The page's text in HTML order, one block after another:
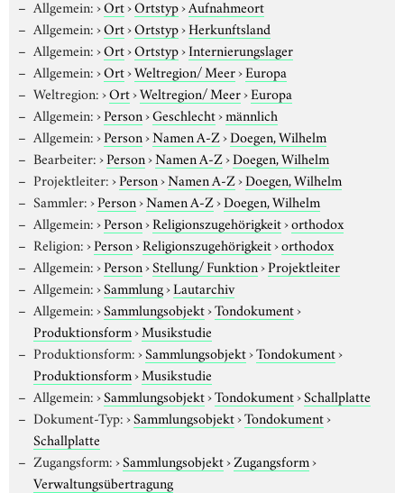
Allgemein:›Ort›Ortstyp›Aufnahmeort
Allgemein:›Ort›Ortstyp›Herkunftsland
Allgemein:›Ort›Ortstyp›Internierungslager
Allgemein:›Ort›Weltregion/ Meer›Europa
Weltregion:›Ort›Weltregion/ Meer›Europa
Allgemein:›Person›Geschlecht›männlich
Allgemein:›Person›Namen A-Z›Doegen, Wilhelm
Bearbeiter:›Person›Namen A-Z›Doegen, Wilhelm
Projektleiter:›Person›Namen A-Z›Doegen, Wilhelm
Sammler:›Person›Namen A-Z›Doegen, Wilhelm
Allgemein:›Person›Religionszugehörigkeit›orthodox
Religion:›Person›Religionszugehörigkeit›orthodox
Allgemein:›Person›Stellung/ Funktion›Projektleiter
Allgemein:›Sammlung›Lautarchiv
Allgemein:›Sammlungsobjekt›Tondokument›
Produktionsform›Musikstudie
Produktionsform:›Sammlungsobjekt›Tondokument›
Produktionsform›Musikstudie
Allgemein:›Sammlungsobjekt›Tondokument›Schallplatte
Dokument-Typ:›Sammlungsobjekt›Tondokument›
Schallplatte
Zugangsform:›Sammlungsobjekt›Zugangsform›
Verwaltungsübertragung